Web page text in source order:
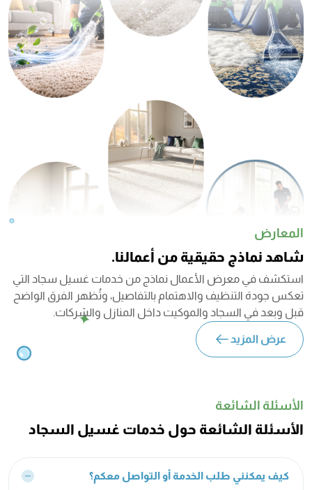
المعارض
شاهد نماذج حقيقية من أعمالنا.
استكشف في معرض الأعمال نماذج من خدمات غسيل سجاد التي
تعكس جودة التنظيف والاهتمام بالتفاصيل، وتُظهر الفرق الواضح
قبل وبعد في السجاد والموكيت داخل المنازل والشركات.
عرض المزيد
الأسئلة الشائعة
الأسئلة الشائعة حول خدمات غسيل السجاد
كيف يمكنني طلب الخدمة أو التواصل معكم؟